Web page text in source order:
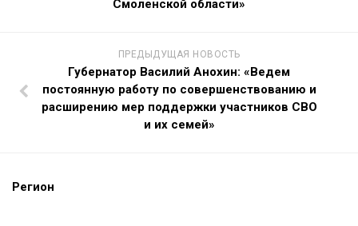
Смоленской области»
ПРЕДЫДУЩАЯ НОВОСТЬ
Губернатор Василий Анохин: «Ведем
постоянную работу по совершенствованию и
расширению мер поддержки участников СВО
и их семей»
Регион